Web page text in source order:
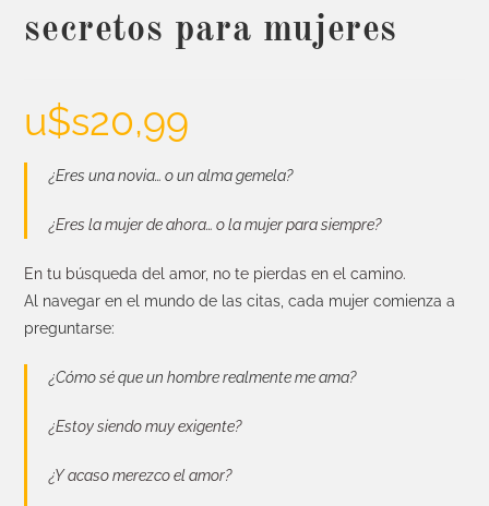
secretos para mujeres
u$s20,99
¿Eres una novia… o un alma gemela?
¿Eres la mujer de ahora… o la mujer para siempre?
En tu búsqueda del amor, no te pierdas en el camino.
Al navegar en el mundo de las citas, cada mujer comienza a
preguntarse:
¿Cómo sé que un hombre realmente me ama?
¿Estoy siendo muy exigente?
¿Y acaso merezco el amor?